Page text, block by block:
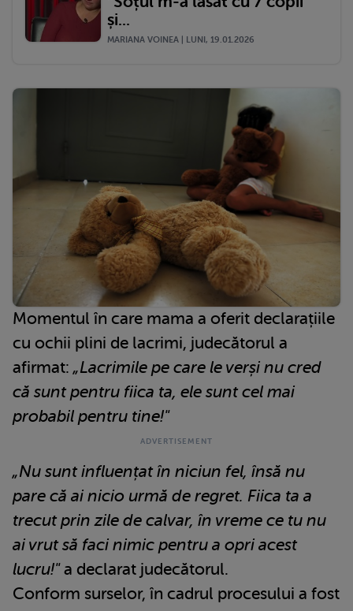
și...
MARIANA VOINEA | LUNI, 19.01.2026
Momentul în care mama a oferit declarațiile
cu ochii plini de lacrimi, judecătorul a
afirmat: „Lacrimile pe care le verși nu cred
că sunt pentru fiica ta, ele sunt cel mai
probabil pentru tine!"
„Nu sunt influențat în niciun fel, însă nu
pare că ai nicio urmă de regret. Fiica ta a
trecut prin zile de calvar, în vreme ce tu nu
ai vrut să faci nimic pentru a opri acest
lucru!"a declarat judecătorul.
Conform surselor, în cadrul procesului a fost